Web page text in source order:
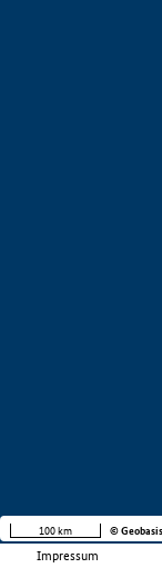
Impressum
100 km ©